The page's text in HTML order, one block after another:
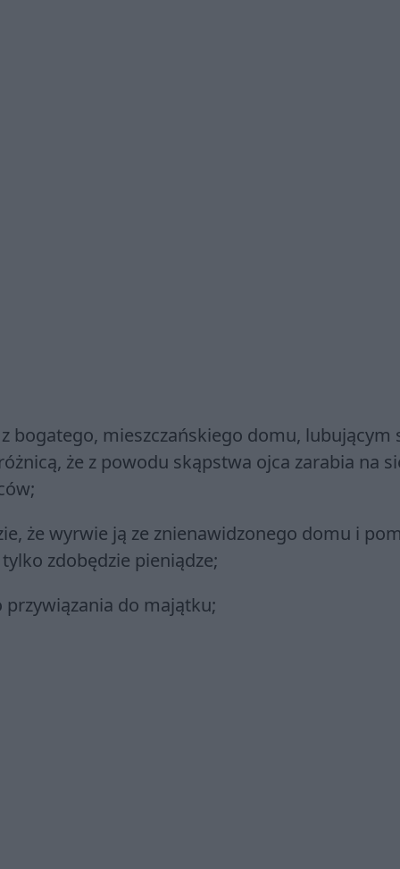
bogatego, mieszczańskiego domu, lubującym
że z powodu skąpstwa ojca zarabia na
że wyrwie ją ze znienawidzonego domu i
zdobędzie pieniądze;
do majątku;